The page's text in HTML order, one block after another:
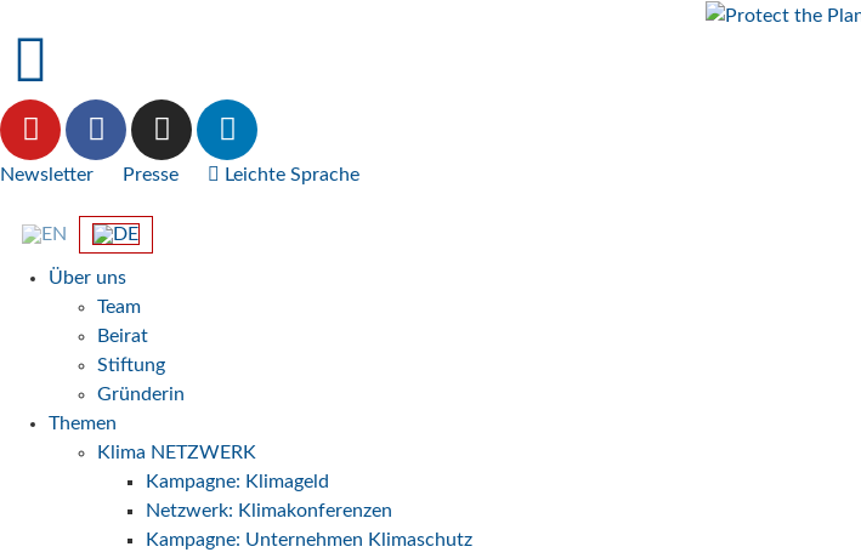
Newsletter Presse Leichte Sprache
Über uns
Team
Beirat
Stiftung
Gründerin
Themen
Klima NETZWERK
Kampagne: Klimageld
Netzwerk: Klimakonferenzen
Kampagne: Unternehmen Klimaschutz